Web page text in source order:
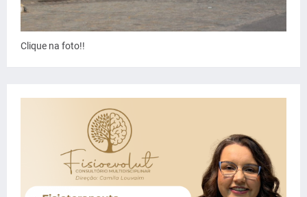
Clique na foto!!